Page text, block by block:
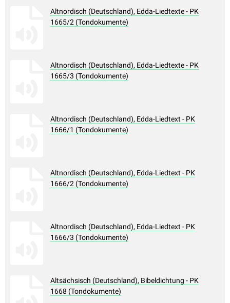
Altnordisch (Deutschland), Edda-Liedtexte - PK
1665/2 (Tondokumente)
Altnordisch (Deutschland), Edda-Liedtexte - PK
1665/3 (Tondokumente)
Altnordisch (Deutschland), Edda-Liedtext - PK
1666/1 (Tondokumente)
Altnordisch (Deutschland), Edda-Liedtext - PK
1666/2 (Tondokumente)
Altnordisch (Deutschland), Edda-Liedtext - PK
1666/3 (Tondokumente)
Altsächsisch (Deutschland), Bibeldichtung - PK
1668 (Tondokumente)